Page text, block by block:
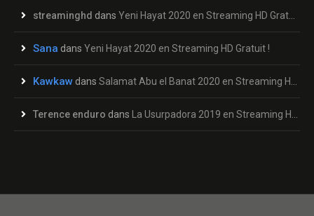
streaminghd dans Yeni Hayat 2020 en Streaming HD Gratuit !
Sana dans Yeni Hayat 2020 en Streaming HD Gratuit !
Kawkaw dans Salamat Abu el Banat 2020 en Streaming HD Gratuit !
Terence enduro dans La Usurpadora 2019 en Streaming HD Gratuit !